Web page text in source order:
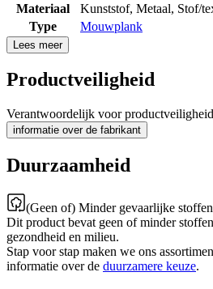
Materiaal
Kunststof, Metaal, Stof/
Type
Mouwplank
Lees meer
Productveiligheid
Verantwoordelijk voor
informatie over de fabrikant
Duurzaamheid
(Geen of) Minder gevaarlijke stoffen
Dit product bevat geen of minder
gezondheid en milieu.
Stap voor stap maken we ons
informatie over de duurzamere keuze.